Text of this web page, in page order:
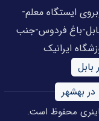
خیابان 18 دی-روبروی ایستگاه معلم-
باغ فردوس-جنب
بابل
بهشهر